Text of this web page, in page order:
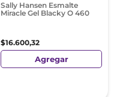
Sally Hansen Esmalte
Miracle Gel Blacky O 460
$16.600,32
Agregar